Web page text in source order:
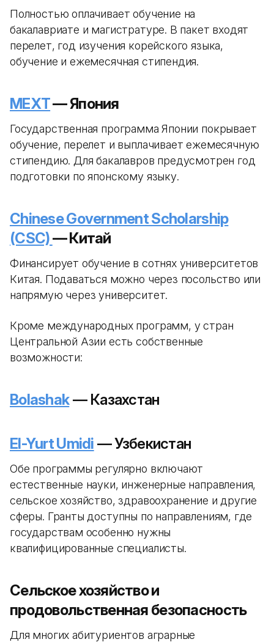
Полностью оплачивает обучение на
бакалавриате и магистратуре. В пакет входят
перелет, год изучения корейского языка,
обучение и ежемесячная стипендия.
MEXT— Япония
Государственная программа Японии покрывает
обучение, перелет и выплачивает ежемесячную
стипендию. Для бакалавров предусмотрен год
подготовки по японскому языку.
Chinese Government Scholarship
(CSC)— Китай
Финансирует обучение в сотнях университетов
Китая. Подаваться можно через посольство или
напрямую через университет.
Кроме международных программ, у стран
Центральной Азии есть собственные
возможности:
Bolashak— Казахстан
El-Yurt Umidi — Узбекистан
Обе программы регулярно включают
естественные науки, инженерные направления,
сельское хозяйство, здравоохранение и другие
сферы. Гранты доступны по направлениям, где
государствам особенно нужны
квалифицированные специалисты.
Сельское хозяйство и
продовольственная безопасность
Для многих абитуриентов аграрные